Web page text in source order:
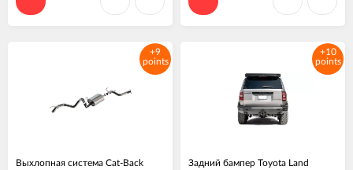
+9
points
Выхлопная система Cat-Back
+10
points
Задний бампер Toyota Land